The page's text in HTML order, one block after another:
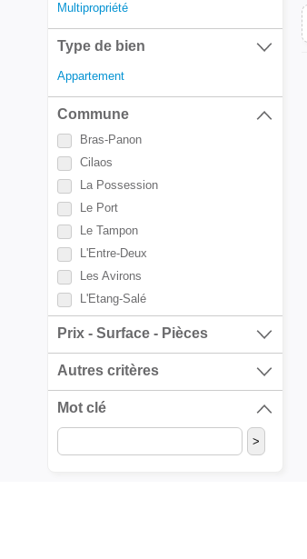
Multipropriété
Type de bien
Appartement
Commune
Bras-Panon
Cilaos
La Possession
Le Port
Le Tampon
L'Entre-Deux
Les Avirons
L'Etang-Salé
Ravine des Cabris
Saint-André
Saint-Benoît
Sainte-Clotilde
Prix - Surface - Pièces
Autres critères
Mot clé